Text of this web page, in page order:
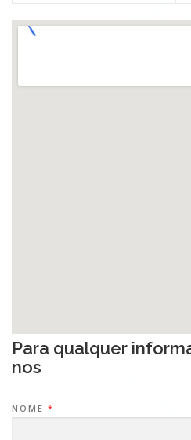
Para qualquer
nos
NOME *